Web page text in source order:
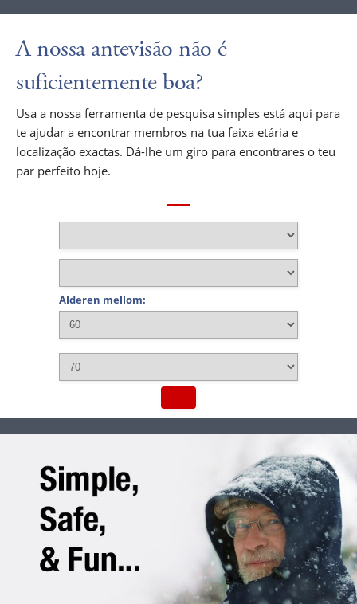
A nossa antevisão não é
suficientemente boa?
Usa a nossa ferramenta de pesquisa simples está aqui para
te ajudar a encontrar membros na tua faixa etária e
localização exactas. Dá-lhe um giro para encontrares o teu
par perfeito hoje.
Alderen mellom: